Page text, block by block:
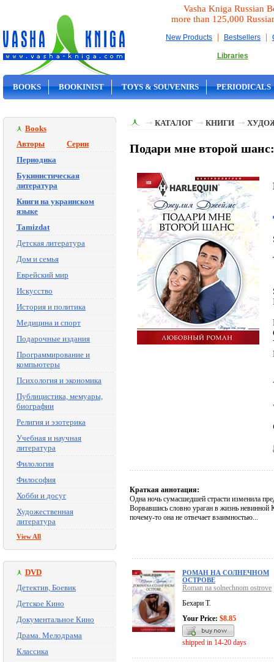
Vasha Kniga Russian
more than 125,000
New Products | Bestsellers |
Libraries
BOOKS BOOKINIST TOYS & SOUVENIRS PERIODICALS
Books
Авторы
Серии
Периодика
Букинистическая
литература
Книги на украинском
языке
Tamizdat
Детская литература
Дом и семья
Еврейский мир
Искусство
История и политика
Медицина и спорт
Подарочные издания
Программирование и
компьютеры
Психология и экономика
Публицистика, мемуары,
биографии
Религия и эзотерика
Учебная и научная
литература
Филология
Философия
Хобби и досуг
Художественная
литература
View All
DVD
Детектив, Боевик
Детское Кино
Документальное Кино
Драма. Мелодрама
Классика
КАТАЛОГ КНИГИ
Подари мне второй
Краткая аннотация:
Одна ночь сумасшедшей страсти изменила
Ворвавшись словно ураган в жизнь невинной
почему-то она не отвечает взаимностью...
РОМАН НА СОЛНЕЧНОМ
ОСТРОВЕ
Roman na solnechnom ostrove
Бехари Т.
Your Price: $8.85
shipped in 14-20 days